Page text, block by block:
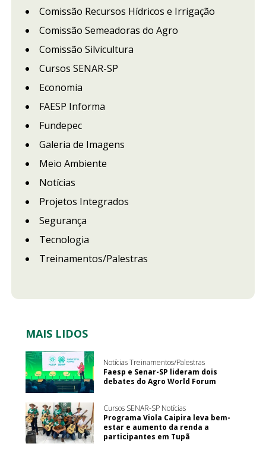
Comissão Recursos Hídricos e Irrigação
Comissão Semeadoras do Agro
Comissão Silvicultura
Cursos SENAR-SP
Economia
FAESP Informa
Fundepec
Galeria de Imagens
Meio Ambiente
Notícias
Projetos Integrados
Segurança
Tecnologia
Treinamentos/Palestras
MAIS LIDOS
Notícias Treinamentos/Palestras
Faesp e Senar-SP lideram dois
debates do Agro World Forum
Cursos SENAR-SP Notícias
Programa Viola Caipira leva bem-
estar e aumento da renda a
participantes em Tupã